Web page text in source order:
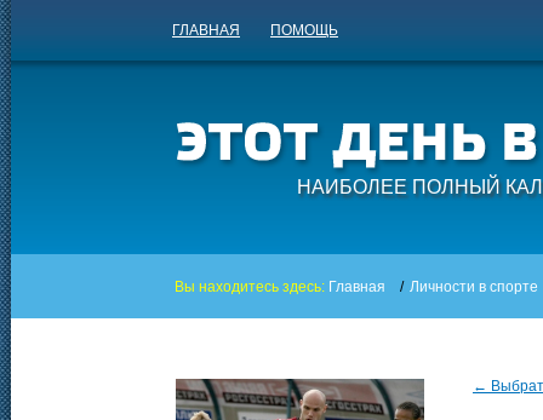
ГЛАВНАЯ ПОМОЩЬ
НАИБОЛЕЕ ПОЛНЫЙ
Вы находитесь здесь: Главная / Личности в спорте
←